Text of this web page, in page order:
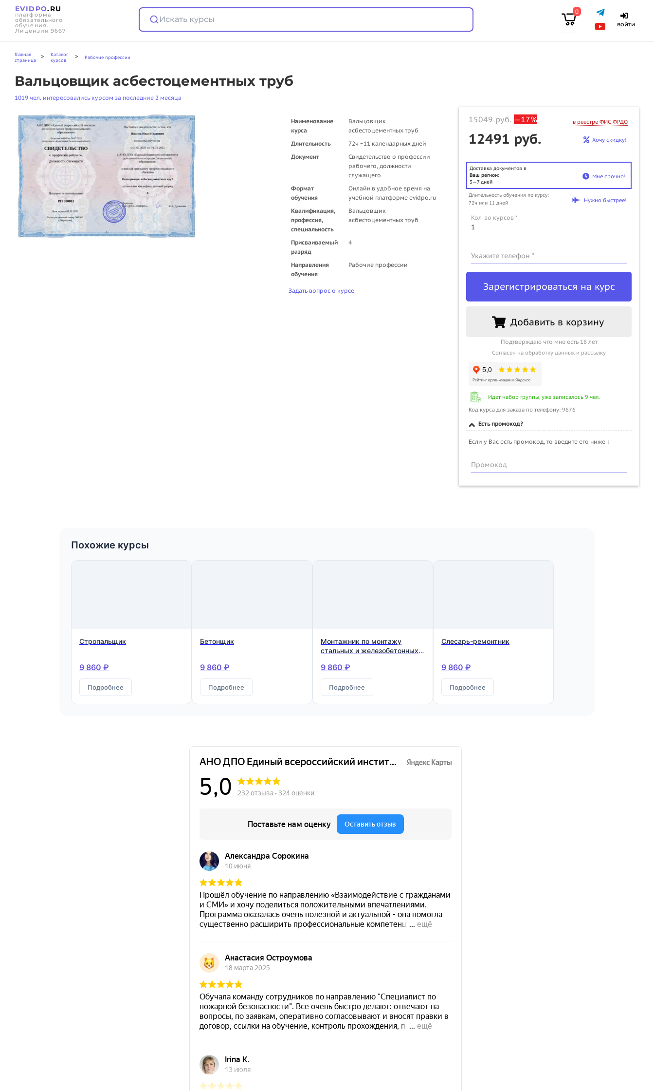
EVIDPO.RU
платформа
обязательного
обучения.
Лицензия 9667
Искать курсы
0
войти
Главная
страница
>
Каталог
курсов
> Рабочие профессии
Вальцовщик асбестоцементных труб
1019 чел. интересовались курсом за последние 2 месяца
Наименование
курса
Вальцовщик
асбестоцементных труб
Длительность
72ч ~11 календарных дней
Документ
Свидетельство о профессии
рабочего, должности
служащего
Формат
обучения
Онлайн в удобное время на
учебной платформе evidpo.ru
Квалификация,
профессия,
специальность
Вальцовщик
асбестоцементных труб
Присваиваемый
разряд
4
Направления
обучения
Рабочие профессии
Задать вопрос о курсе
15049руб. —17% в реестре ФИС ФРДО
12491 руб. Хочу скидку!
Доставка документов в
Ваш регион:
3—7 дней
Мне срочно!
Длительность обучения по курсу:
72ч или 11 дней
Нужно быстрее!
Кол-во курсов *
Укажите телефон *
Зарегистрироваться на курс
Добавить в корзину
Подтверждаю что мне есть 18 лет
Согласен на обработку данных и рассылку
Идет набор группы, уже записалось 9 чел.
Код курса для заказа по телефону: 9676
Есть промокод?
Если у Вас есть промокод, то введите его ниже ↓
Промокод
Похожие курсы
Стропальщик
9 860 ₽
Подробнее
Бетонщик
9 860 ₽
Подробнее
Монтажник по монтажу
стальных и железобетонных
9 860 ₽
Подробнее
Слесарь-ремонтник
9 860 ₽
Подробнее